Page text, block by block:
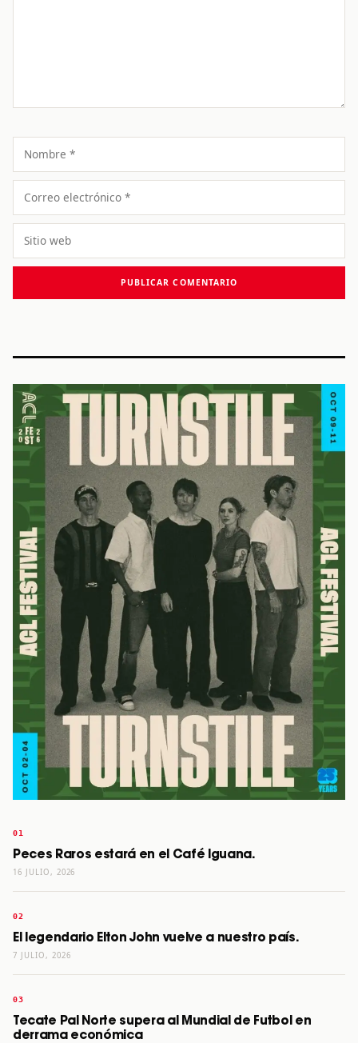
Nombre
Correo
electrónico
Sitio
web
Peces Raros estará en el Café Iguana.
16 JULIO, 2026
El legendario Elton John vuelve a nuestro país.
7 JULIO, 2026
Tecate Pal Norte supera al Mundial de Futbol en
derrama económica